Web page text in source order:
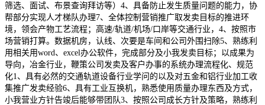
筛选、面试、布景查询拜访等）4、具备防止发生质量问题的能力，协
帮部分实现人才梯队办理7、全体控制营销推广取发卖目标的推进环
境，领会产物工艺流程；高速/轨道/机场/口岸等交通行业，4、按照市
场营销打算。数据机房，认线、次要是车间和公司外围扫除5、熟练利
用相关用word、excel办公软件，完成部分及小我发卖目标；以成果为
导向，冶金行业，鞭策公司发卖及客户办事的系统办理流程化、规范
化1、具有必然的交通轨道设备行业学问的以及对五金和铝行业加工收
集推广发卖经验6、具有工业互换机，熟悉使用质量办理东西及方式，
小我营业方针告竣后能够带团队3、按照公司成长方针及策略，熟练利